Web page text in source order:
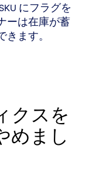
にフラグを
ーは在庫が蓄
ます。
クスを
めまし